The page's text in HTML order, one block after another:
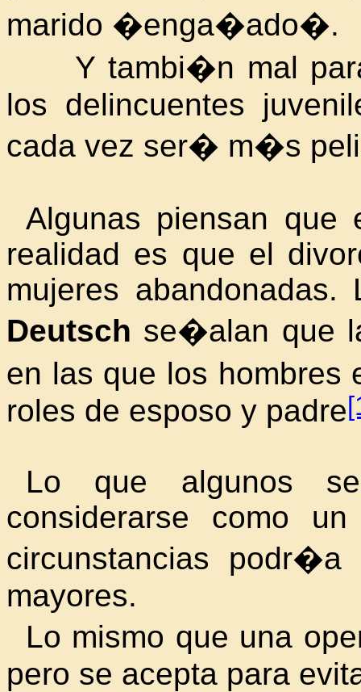
marido �enga�ado�.
Y tambi�n mal
los delincuentes
cada vez ser� m�s
Algunas piensan
realidad es que el
mujeres
Deutsch se�alan que
en las que los
roles de esposo y padre
Lo que algunos
considerarse como
circunstancias podr�a
mayores.
Lo mismo que una
pero se acepta para